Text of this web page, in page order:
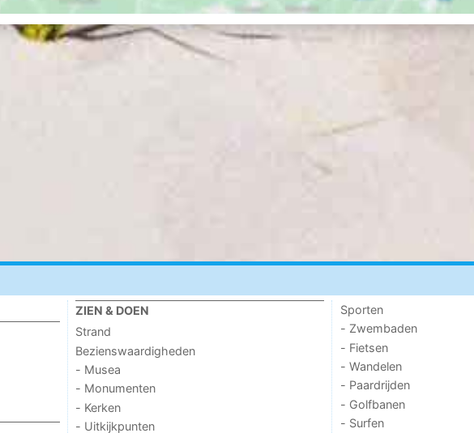
ZIEN & DOEN
Strand
Bezienswaardigheden
- Musea
- Monumenten
- Kerken
- Uitkijkpunten
Sporten
- Zwembaden
- Fietsen
- Wandelen
- Paardrijden
- Golfbanen
- Surfen